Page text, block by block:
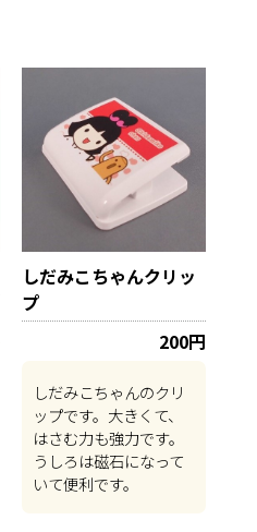
しだみこちゃんクリッ
プ
200円
しだみこちゃんのクリ
ップです。大きくて、
はさむ力も強力です。
うしろは磁石になって
いて便利です。